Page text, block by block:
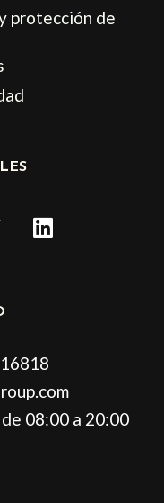
protección de
L
i
n
08:00 a 20:00